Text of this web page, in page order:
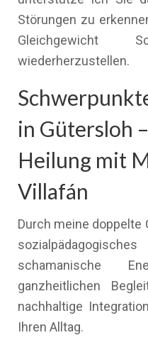
Störungen zu
wiederherzustellen.
in Gütersloh
Heilung mit
Villafán
Durch meine doppelte
schamanische
ganzheitlichen
nachhaltige
Ihren Alltag.